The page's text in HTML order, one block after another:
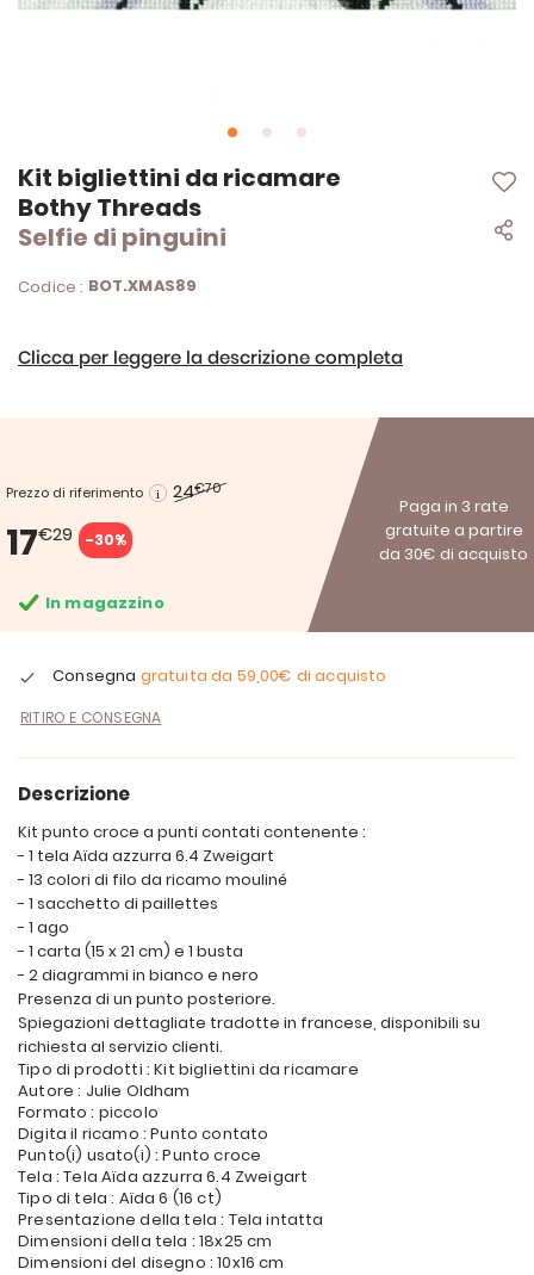
Kit bigliettini da ricamare
Bothy Threads
Selfie di pinguini
Codice : BOT.XMAS89
Clicca per leggere la descrizione completa
Prezzo di riferimento 24€70
17€29 -30%
Paga in 3 rate
gratuite a partire
da 30€ di acquisto
In magazzino
Consegna gratuita da 59,00€ di acquisto
RITIRO E CONSEGNA
Vai
all'inizio
della
galleria
immagini
Descrizione
Kit punto croce a punti contati contenente :
- 1 tela Aïda azzurra 6.4 Zweigart
- 13 colori di filo da ricamo mouliné
- 1 sacchetto di paillettes
- 1 ago
- 1 carta (15 x 21 cm) e 1 busta
- 2 diagrammi in bianco e nero
Presenza di un punto posteriore.
Spiegazioni dettagliate tradotte in francese, disponibili su
richiesta al servizio clienti.
Tipo di prodotti : Kit bigliettini da ricamare
Autore : Julie Oldham
Formato : piccolo
Digita il ricamo : Punto contato
Punto(i) usato(i) : Punto croce
Tela : Tela Aïda azzurra 6.4 Zweigart
Tipo di tela : Aïda 6 (16 ct)
Presentazione della tela : Tela intatta
Dimensioni della tela : 18x25 cm
Dimensioni del disegno : 10x16 cm